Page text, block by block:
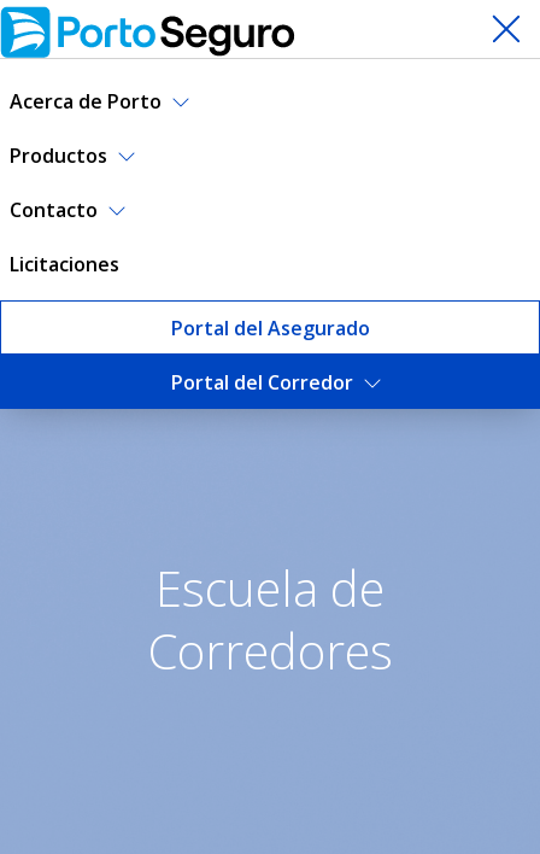
Acerca de Porto
Productos
Contacto
Licitaciones
Portal del Asegurado
Portal del Corredor
Escuela de Corredores |
Escuela de
Corredores